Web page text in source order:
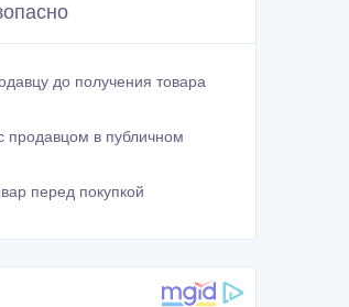
до получения товара
продавцом в публичном
перед покупкой